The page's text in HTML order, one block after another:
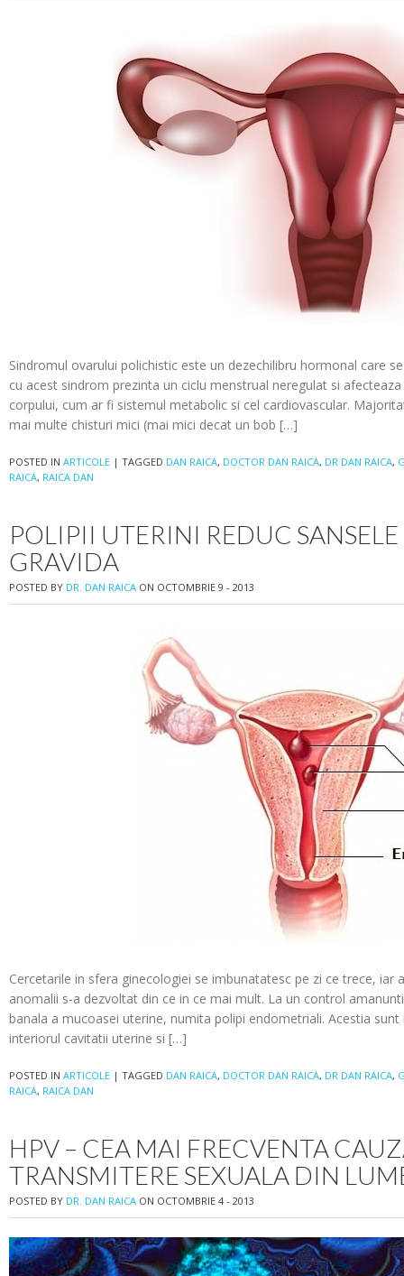
Sindromul ovarului polichistic este un dezechilibru hormonal care
cu acest sindrom prezinta un ciclu menstrual neregulat si
corpului, cum ar fi sistemul metabolic si cel cardiovascular.
mai multe chisturi mici (mai mici decat un bob […]
POSTED IN ARTICOLE | TAGGED DAN RAICA, DOCTOR DAN RAICA, DR DAN RAICA,
RAICA, RAICA DAN
POLIPII UTERINI REDUC
GRAVIDA
POSTED BY DR. DAN RAICA ON OCTOMBRIE 9 - 2013
Cercetarile in sfera ginecologiei se imbunatatesc pe zi ce trece, iar
anomalii s-a dezvoltat din ce in ce mai mult. La un control
banala a mucoasei uterine, numita polipi endometriali. Acestia
interiorul cavitatii uterine si […]
POSTED IN ARTICOLE | TAGGED DAN RAICA, DOCTOR DAN RAICA, DR DAN RAICA,
RAICA, RAICA DAN
HPV – CEA MAI FRECVENTA
TRANSMITERE SEXUALA DIN
POSTED BY DR. DAN RAICA ON OCTOMBRIE 4 - 2013